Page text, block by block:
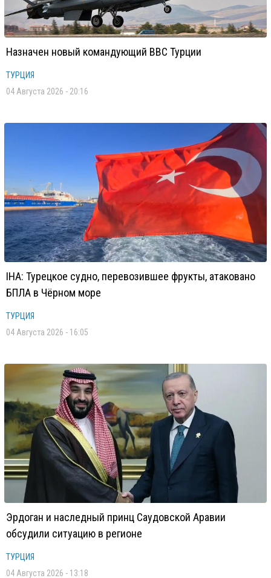
Назначен новый командующий ВВС Турции
ТУРЦИЯ
04 Августа 2026 - 20:16
IHA: Турецкое судно, перевозившее фрукты, атаковано
БПЛА в Чёрном море
ТУРЦИЯ
04 Августа 2026 - 16:05
Эрдоган и наследный принц Саудовской Аравии
обсудили ситуацию в регионе
ТУРЦИЯ
04 Августа 2026 - 13:18